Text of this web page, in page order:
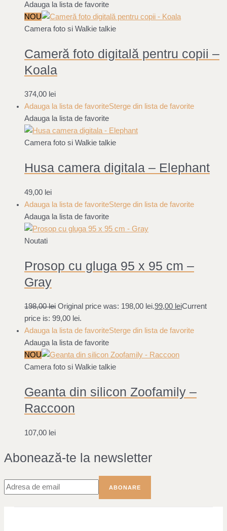
Adauga la lista de favorite
NOU
Camera foto si Walkie talkie
Cameră foto digitală pentru copii –
Koala
374,00 lei
Adauga la lista de favoriteSterge din lista de favorite
Adauga la lista de favorite
Camera foto si Walkie talkie
Husa camera digitala – Elephant
49,00 lei
Adauga la lista de favoriteSterge din lista de favorite
Adauga la lista de favorite
Noutati
Prosop cu gluga 95 x 95 cm –
Gray
198,00lei Original price was: 198,00 lei.99,00 leiCurrent
price is: 99,00 lei.
Adauga la lista de favoriteSterge din lista de favorite
Adauga la lista de favorite
NOU
Camera foto si Walkie talkie
Geanta din silicon Zoofamily –
Raccoon
107,00 lei
Abonează-te la newsletter